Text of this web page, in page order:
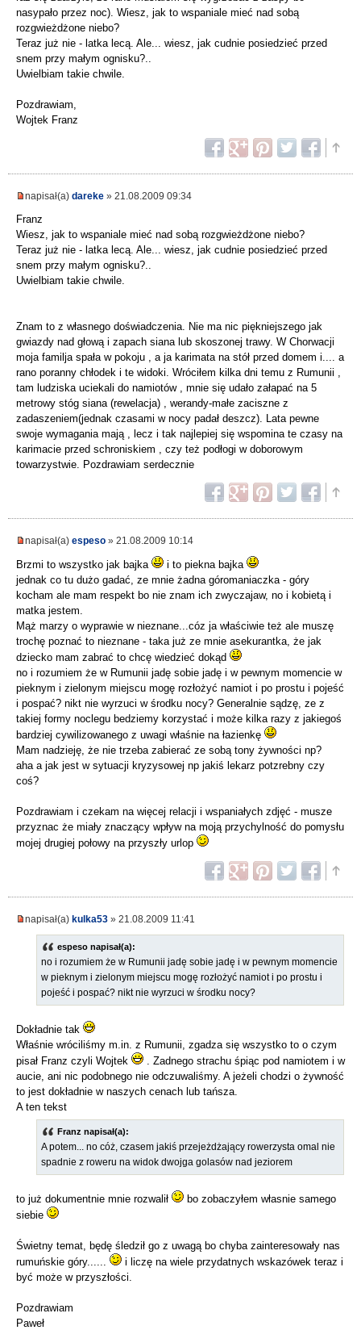
nasypało przez noc). Wiesz, jak to wspaniale mieć nad sobą
rozgwieżdżone niebo?
Teraz już nie - latka lecą. Ale... wiesz, jak cudnie posiedzieć przed
snem przy małym ognisku?..
Uwielbiam takie chwile.
Pozdrawiam,
Wojtek Franz
napisał(a) dareke » 21.08.2009 09:34
Franz
Wiesz, jak to wspaniale mieć nad sobą rozgwieżdżone niebo?
Teraz już nie - latka lecą. Ale... wiesz, jak cudnie posiedzieć przed
snem przy małym ognisku?..
Uwielbiam takie chwile.
Znam to z własnego doświadczenia. Nie ma nic piękniejszego jak
gwiazdy nad głową i zapach siana lub skoszonej trawy. W Chorwacji
moja familja spała w pokoju , a ja karimata na stół przed domem i.... a
rano poranny chłodek i te widoki. Wróciłem kilka dni temu z Rumunii ,
tam ludziska uciekali do namiotów , mnie się udało załapać na 5
metrowy stóg siana (rewelacja) , werandy-małe zaciszne z
zadaszeniem(jednak czasami w nocy padał deszcz). Lata pewne
swoje wymagania mają , lecz i tak najlepiej się wspomina te czasy na
karimacie przed schroniskiem , czy też podłogi w doborowym
towarzystwie. Pozdrawiam serdecznie
napisał(a) espeso » 21.08.2009 10:14
Brzmi to wszystko jak bajka
i to piekna bajka
jednak co tu dużo gadać, ze mnie żadna góromaniaczka - góry
kocham ale mam respekt bo nie znam ich zwyczajaw, no i kobietą i
matka jestem.
Mąż marzy o wyprawie w nieznane...cóz ja właściwie też ale muszę
trochę poznać to nieznane - taka już ze mnie asekurantka, że jak
dziecko mam zabrać to chcę wiedzieć dokąd
no i rozumiem że w Rumunii jadę sobie jadę i w pewnym momencie w
pieknym i zielonym miejscu mogę rozłożyć namiot i po prostu i pojeść
i pospać? nikt nie wyrzuci w środku nocy? Generalnie sądzę, ze z
takiej formy noclegu bedziemy korzystać i może kilka razy z jakiegoś
bardziej cywilizowanego z uwagi właśnie na łazienkę
Mam nadzieję, że nie trzeba zabierać ze sobą tony żywności np?
aha a jak jest w sytuacji kryzysowej np jakiś lekarz potzrebny czy
coś?
Pozdrawiam i czekam na więcej relacji i wspaniałych zdjęć - musze
przyznac że miały znaczący wpływ na moją przychylność do pomysłu
mojej drugiej połowy na przyszły urlop
napisał(a) kulka53 » 21.08.2009 11:41
espeso napisał(a):
no i rozumiem że w Rumunii jadę sobie jadę i w pewnym momencie
w pieknym i zielonym miejscu mogę rozłożyć namiot i po prostu i
pojeść i pospać? nikt nie wyrzuci w środku nocy?
Dokładnie tak
Właśnie wróciliśmy m.in. z Rumunii, zgadza się wszystko to o czym
pisał Franz czyli Wojtek
. Zadnego strachu śpiąc pod namiotem i w
aucie, ani nic podobnego nie odczuwaliśmy. A jeżeli chodzi o żywność
to jest dokładnie w naszych cenach lub tańsza.
A ten tekst
Franz napisał(a):
A potem... no cóż, czasem jakiś przejeżdżający rowerzysta omal nie
spadnie z roweru na widok dwojga golasów nad jeziorem
to już dokumentnie mnie rozwalił
bo zobaczyłem własnie samego
siebie
Świetny temat, będę śledził go z uwagą bo chyba zainteresowały nas
rumuńskie góry......
i liczę na wiele przydatnych wskazówek teraz i
być może w przyszłości.
Pozdrawiam
Paweł